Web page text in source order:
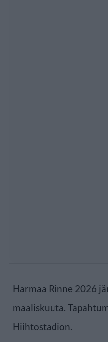
Harmaa Rinne 2026
maaliskuuta.
Hiihtostadion.